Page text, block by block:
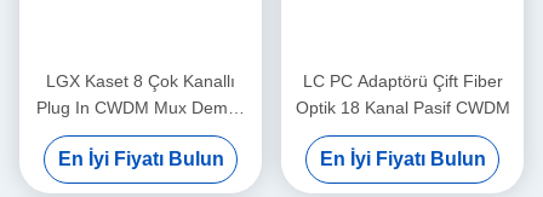
LGX Kaset 8 Çok Kanallı
Plug In CWDM Mux Demux
Modülü
En İyi Fiyatı Bulun
LC PC Adaptörü Çift Fiber
Optik 18 Kanal Pasif CWDM
En İyi Fiyatı Bulun